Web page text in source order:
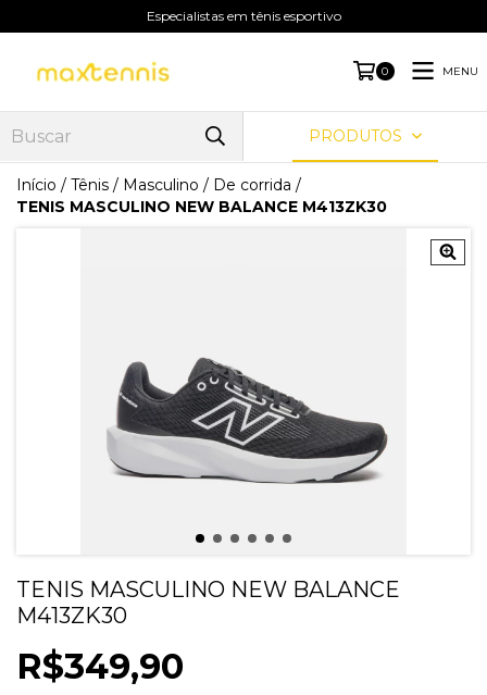
Especialistas em tênis esportivo
0 MENU
PRODUTOS
Início / Tênis / Masculino / De corrida /
TENIS MASCULINO NEW BALANCE M413ZK30
TENIS MASCULINO NEW BALANCE
M413ZK30
R$349,90